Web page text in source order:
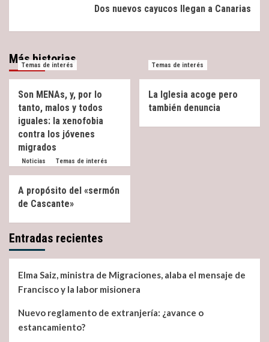
Dos nuevos cayucos llegan a Canarias
Más historias
Temas de interés
Son MENAs, y, por lo
tanto, malos y todos
iguales: la xenofobia
contra los jóvenes
migrados
Temas de interés
La Iglesia acoge pero
también denuncia
Noticias Temas de interés
A propósito del «sermón
de Cascante»
Entradas recientes
Elma Saiz, ministra de Migraciones, alaba el mensaje de
Francisco y la labor misionera
Nuevo reglamento de extranjería: ¿avance o
estancamiento?